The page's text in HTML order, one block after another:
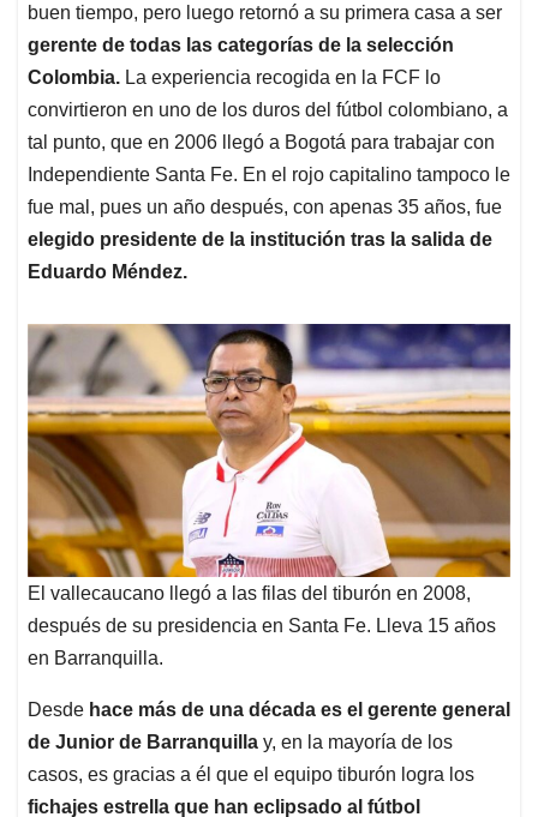
buen tiempo, pero luego retornó a su primera casa a ser
gerente de todas las categorías de la selección
Colombia. La experiencia recogida en la FCF lo
convirtieron en uno de los duros del fútbol colombiano, a
tal punto, que en 2006 llegó a Bogotá para trabajar con
Independiente Santa Fe. En el rojo capitalino tampoco le
fue mal, pues un año después, con apenas 35 años, fue
elegido presidente de la institución tras la salida de
Eduardo Méndez.
El vallecaucano llegó a las filas del tiburón en 2008,
después de su presidencia en Santa Fe. Lleva 15 años
en Barranquilla.
Desde hace más de una década es el gerente general
de Junior de Barranquilla y, en la mayoría de los
casos, es gracias a él que el equipo tiburón logra los
fichajes estrella que han eclipsado al fútbol